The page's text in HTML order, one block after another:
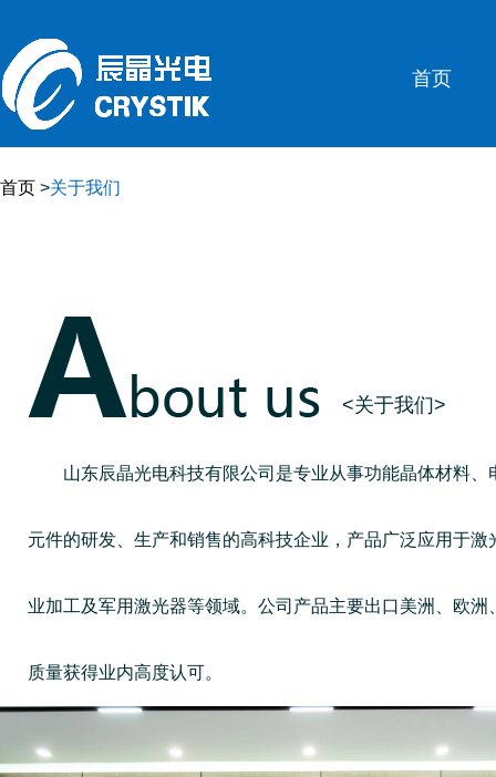
首页
首页 >关于我们
<关于我们>
山东辰晶光电科技有限公司是专业从事功能晶体材料、
元件的研发、生产和销售的高科技企业，产品广泛应用于激
业加工及军用激光器等领域。公司产品主要出口美洲、欧洲
质量获得业内高度认可。